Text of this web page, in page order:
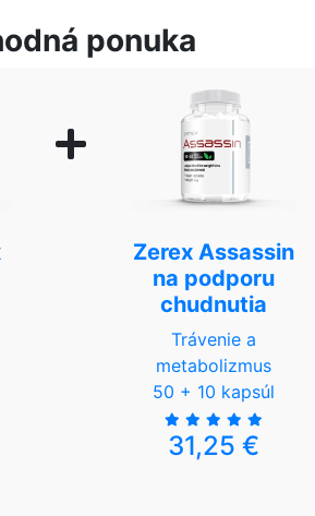
ponuka
Zerex Assassin
na podporu
chudnutia
Trávenie a
metabolizmus
50 + 10 kapsúl
31,25 €